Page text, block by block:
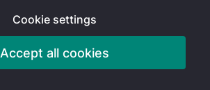
Cookie settings
Accept all cookies
Unternehmen